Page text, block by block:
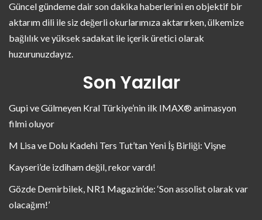
Güncel gündeme dair son dakika haberlerini en objektif bir
aktarım dili ile siz değerli okurlarımıza aktarırken, ülkemize
bağlılık ve yüksek sadakat ile içerik üretici olarak
huzurunuzdayız.
Son Yazılar
Gupi ve Gülmeyen Kral Türkiye’nin ilk IMAX® animasyon
filmi oluyor
M Lisa ve Dolu Kadehi Ters Tut’tan Yeni İş Birliği: Vişne
Kayseri’de izdiham değil, rekor vardı!
Gözde Demirbilek, NR1 Magazin’de: ‘Son assolist olarak var
olacağım!’